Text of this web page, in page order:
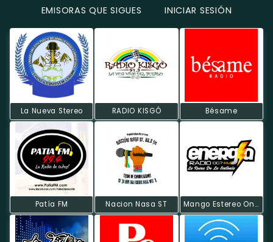
EMISORAS QUE SIGUES INICIAR SESIÓN
La Nueva Stereo RADIO KISGÓ Bésame
Patía FM Nacion Nasa ST Mango Estereo On Line